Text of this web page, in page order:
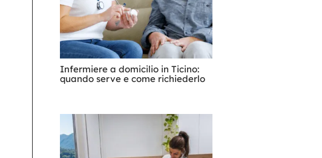
Infermiere a domicilio in Ticino:
quando serve e come richiederlo